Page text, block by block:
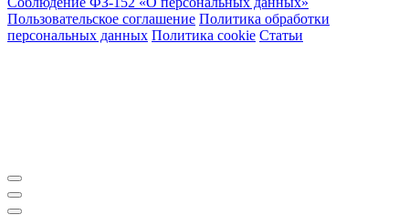
Пользовательское соглашение Политика обработки
персональных данных Политика cookie Статьи